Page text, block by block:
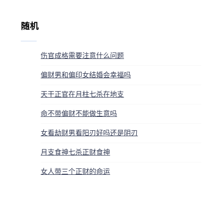
随机
伤官成格需要注意什么问题
偏财男和偏印女结婚会幸福吗
天干正官在月柱七杀在地支
命不带偏财不能做生意吗
女看劫财男看阳刃好吗还是阴刃
月支食神七杀正财食神
女人带三个正财的命运